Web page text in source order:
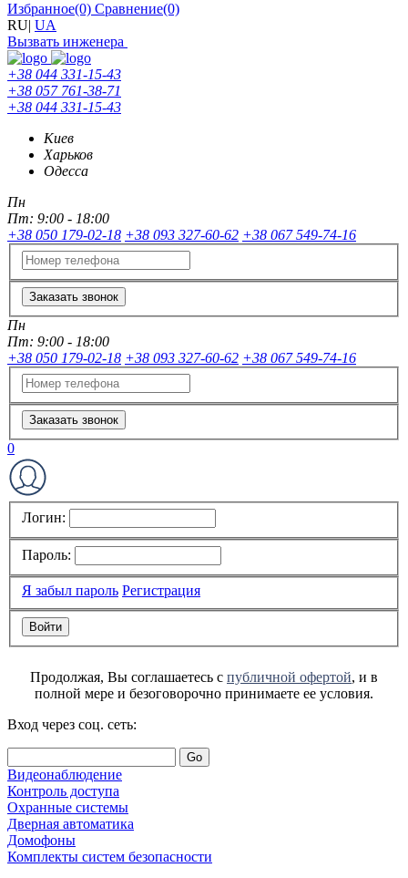
Избранное(0) Сравнение(0)
RU| UA
Вызвать инженера
+38 044 331-15-43
+38 057 761-38-71
+38 044 331-15-43
Киев
Харьков
Одесса
Пн
Пт: 9:00 - 18:00
+38 050 179-02-18 +38 093 327-60-62 +38 067 549-74-16
Заказать звонок
Пн
Пт: 9:00 - 18:00
+38 050 179-02-18 +38 093 327-60-62 +38 067 549-74-16
Заказать звонок
0
Логин:
Пароль:
Я забыл пароль Регистрация
Продолжая, Вы соглашаетесь с публичной офертой, и в
полной мере и безоговорочно принимаете ее условия.
Вход через соц. сеть:
Go
Видеонаблюдение
Контроль доступа
Охранные системы
Дверная автоматика
Домофоны
Комплекты систем безопасности